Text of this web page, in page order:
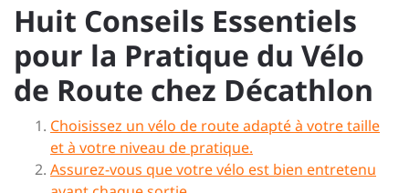
Huit Conseils Essentiels
pour la Pratique du Vélo
de Route chez Décathlon
Choisissez un vélo de route adapté à votre taille
et à votre niveau de pratique.
Assurez-vous que votre vélo est bien entretenu